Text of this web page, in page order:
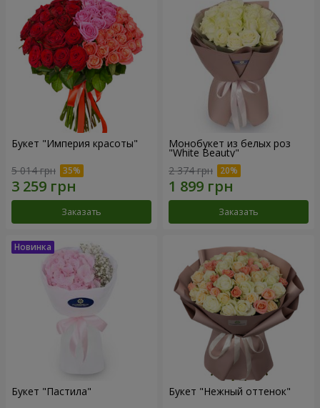
Букет "Империя красоты"
5 014 грн
Заказать
Монобукет из белых роз
"White Beauty"
2 374 грн
Заказать
Букет "Пастила" Букет "Нежный оттенок"